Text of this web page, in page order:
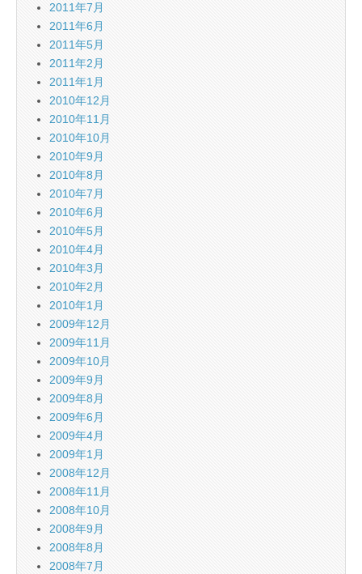
2011年7月
2011年6月
2011年5月
2011年2月
2011年1月
2010年12月
2010年11月
2010年10月
2010年9月
2010年8月
2010年7月
2010年6月
2010年5月
2010年4月
2010年3月
2010年2月
2010年1月
2009年12月
2009年11月
2009年10月
2009年9月
2009年8月
2009年6月
2009年4月
2009年1月
2008年12月
2008年11月
2008年10月
2008年9月
2008年8月
2008年7月